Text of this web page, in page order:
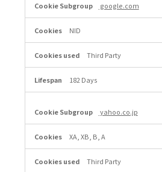
google.com
NID
Third Party
182 Days
yahoo.co.jp
XA, XB, B, A
Third Party